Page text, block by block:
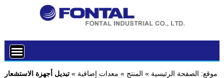
موقع: الصفحة الرئيسية » المنتج » معدات إضافية » تبديل أجهزة الاستشعار